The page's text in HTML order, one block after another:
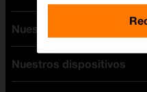
Nuestras tarifas
Tarifas Orange
Tarifas fibra y móvil
Nuestros dispositivos